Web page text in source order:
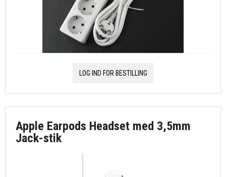
LOG IND FOR BESTILLING
Apple Earpods Headset med 3,5mm
Jack-stik